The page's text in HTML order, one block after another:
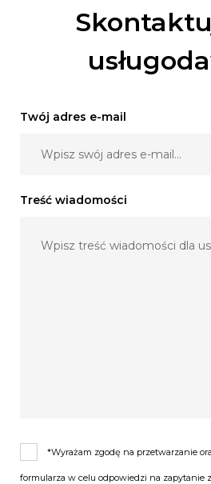
Twój adres e-mail
Treść wiadomości
*Wyrażam zgodę na przetwarzanie
formularza w celu odpowiedzi na zapytanie